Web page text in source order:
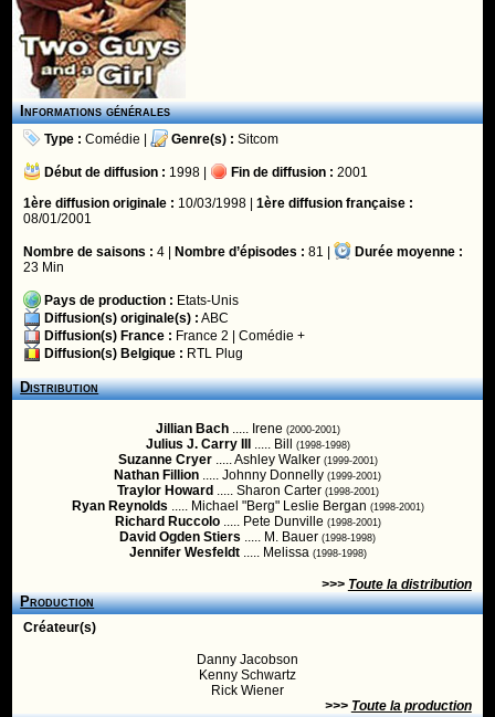
Informations générales
Type :Comédie | Genre(s) : Sitcom
Début de diffusion : 1998 | Fin de diffusion : 2001
1ère diffusion originale : 10/03/1998 |1ère diffusion française :
08/01/2001
Nombre de saisons : 4 | Nombre d’épisodes : 81 |
Durée moyenne :
23 Min
Pays de production : Etats-Unis
Diffusion(s) originale(s) : ABC
Diffusion(s) France : France 2 |Comédie +
Diffusion(s) Belgique : RTL Plug
Distribution
Jillian Bach..... Irene (2000-2001)
Julius J. Carry III ..... Bill (1998-1998)
Suzanne Cryer..... Ashley Walker (1999-2001)
Nathan Fillion ..... Johnny Donnelly (1999-2001)
Traylor Howard ..... Sharon Carter (1998-2001)
Ryan Reynolds ..... Michael "Berg" Leslie Bergan (1998-2001)
Richard Ruccolo..... Pete Dunville (1998-2001)
David Ogden Stiers ..... M. Bauer (1998-1998)
Jennifer Wesfeldt..... Melissa (1998-1998)
>>> Toute la distribution
Production
Créateur(s)
Danny Jacobson
Kenny Schwartz
Rick Wiener
>>> Toute la production